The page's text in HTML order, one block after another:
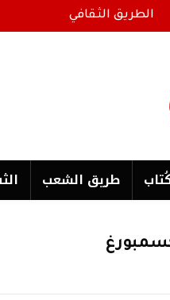
الطريق الثقافي
طریق الشعب